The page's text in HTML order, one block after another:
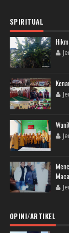
SPIRITUAL
OPINI/ARTIKEL